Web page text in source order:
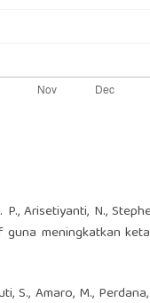
P., Arisetiyanti, N.,
meningkatkan
S., Amaro, M.,